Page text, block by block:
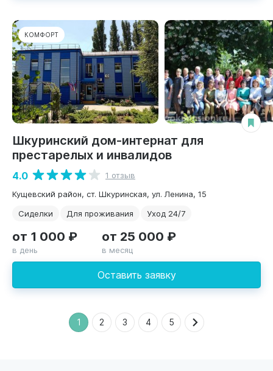
КОМФОРТ
Шкуринский дом-интернат для
престарелых и инвалидов
4.0
1 отзыв
Кущевский район, ст. Шкуринская, ул. Ленина, 15
Сиделки
Для проживания Уход 24/7
Оставить заявку
от 1 000 ₽
в день
от 25 000 ₽
в месяц
1 2 3 4 5